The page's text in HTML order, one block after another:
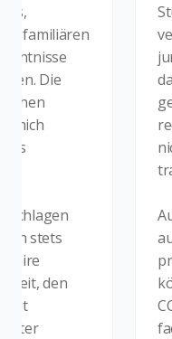
dabei
nicht
Auf
auch